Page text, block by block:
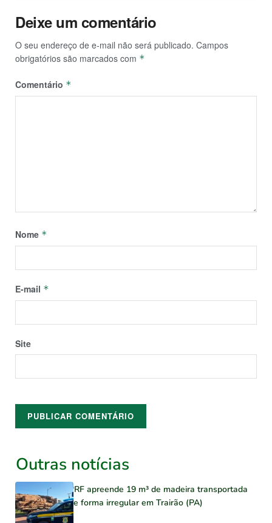
Deixe um comentário
O seu endereço de e-mail não será publicado. Campos
obrigatórios são marcados com *
Comentário *
Nome *
E-mail *
Site
Outras notícias
PRF apreende 19 m³ de madeira transportada
de forma irregular em Trairão (PA)